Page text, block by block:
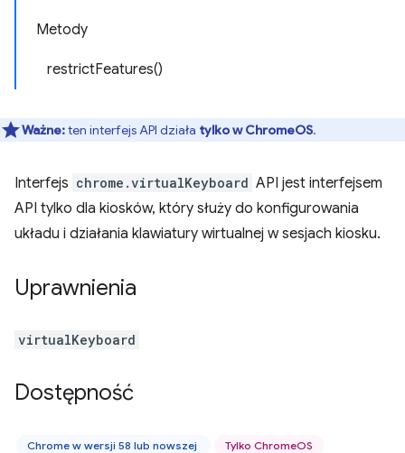
Metody
restrictFeatures()
Ważne:ten interfejs API działa tylko w ChromeOS.
Interfejs chrome.virtualKeyboard API jest interfejsem
API tylko dla kiosków, który służy do konfigurowania
układu i działania klawiatury wirtualnej w sesjach kiosku.
Uprawnienia
virtualKeyboard
Dostępność
Chrome w wersji 58 lub nowszej Tylko ChromeOS